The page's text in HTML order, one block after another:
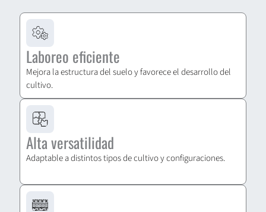
Laboreo eficiente
Mejora la estructura del suelo y favorece el desarrollo del
cultivo.
Alta versatilidad
Adaptable a distintos tipos de cultivo y configuraciones.